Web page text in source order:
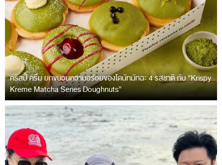
คริสปี้ ครีม ยกขบวนความอร่อยของโดนัทมัทฉะ 4 รสชาติ กับ “Krispy
Kreme Matcha Series Doughnuts”